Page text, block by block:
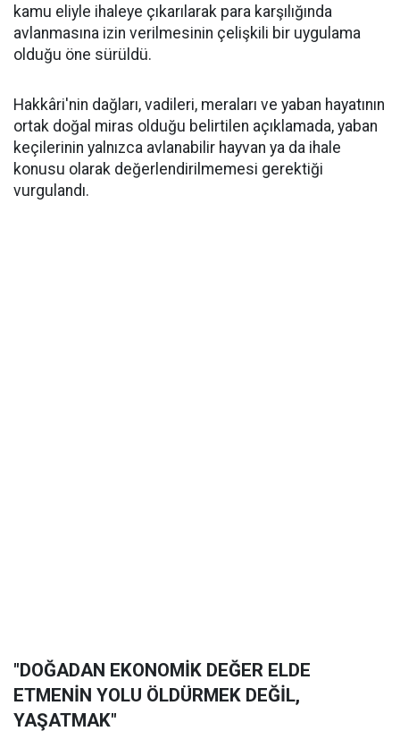
kamu eliyle ihaleye çıkarılarak para karşılığında
avlanmasına izin verilmesinin çelişkili bir uygulama
olduğu öne sürüldü.
Hakkâri'nin dağları, vadileri, meraları ve yaban hayatının
ortak doğal miras olduğu belirtilen açıklamada, yaban
keçilerinin yalnızca avlanabilir hayvan ya da ihale
konusu olarak değerlendirilmemesi gerektiği
vurgulandı.
"DOĞADAN EKONOMİK DEĞER ELDE
ETMENİN YOLU ÖLDÜRMEK DEĞİL,
YAŞATMAK"